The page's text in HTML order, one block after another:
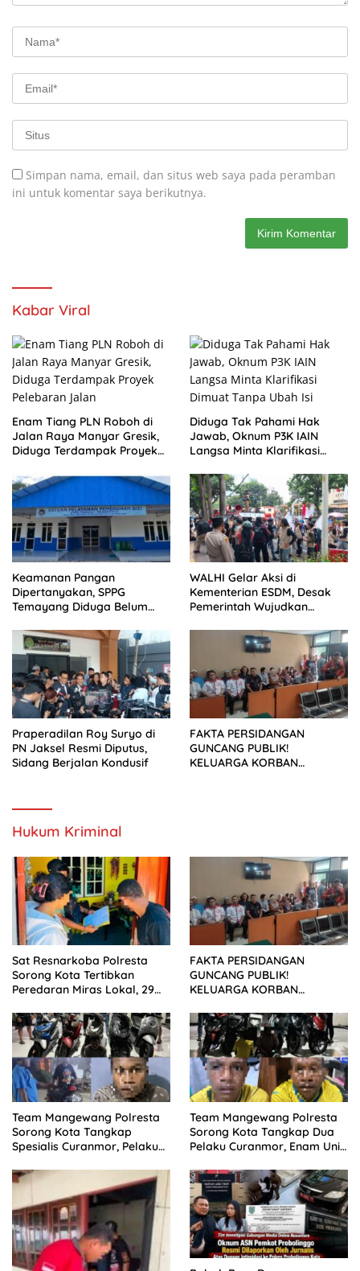
Simpan nama, email, dan situs web saya pada peramban
ini untuk komentar saya berikutnya.
Kabar Viral
Enam Tiang PLN Roboh di
Jalan Raya Manyar Gresik,
Diduga Terdampak Proyek
Diduga Tak Pahami Hak
Jawab, Oknum P3K IAIN
Langsa Minta Klarifikasi
Keamanan Pangan
Dipertanyakan, SPPG
Temayang Diduga Belum
WALHI Gelar Aksi di
Kementerian ESDM, Desak
Pemerintah Wujudkan
Praperadilan Roy Suryo di
PN Jaksel Resmi Diputus,
Sidang Berjalan Kondusif
FAKTA PERSIDANGAN
GUNCANG PUBLIK!
KELUARGA KORBAN
Hukum Kriminal
Sat Resnarkoba Polresta
Sorong Kota Tertibkan
Peredaran Miras Lokal, 29
FAKTA PERSIDANGAN
GUNCANG PUBLIK!
KELUARGA KORBAN
SETELAH SIDANG TUNTUTAN
DITUNDA
Team Mangewang Polresta
Sorong Kota Tangkap
Spesialis Curanmor, Pelaku
Team Mangewang Polresta
Sorong Kota Tangkap Dua
Pelaku Curanmor, Enam Unit